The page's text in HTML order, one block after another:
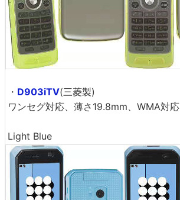
・ D903iTV(三菱製)
ワンセグ対応、薄さ19.8mm、WMA対応
Light Blue